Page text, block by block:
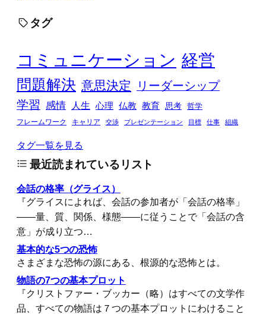
タグ
コミュニケーション 経営
問題解決 意思決定
リーダーシップ
学習
感情 人生 心理 仏教 教育 思考
哲学
フレームワーク
キャリア 交渉 プレゼンテーション 目標 仕事 組織
タグ一覧を見る
最近読まれているリスト
会話の格率（グライス）
『グライスによれば、会話の参加者が「会話の格率」
――量、質、関係、様態――に従うことで「会話の含
意」が成り立つ…
基本的な5つの恐怖
さまざまな恐怖の源にある、根源的な恐怖とは。
物語の7つの基本プロット
『クリストファー・ブッカー（略）はすべての文学作
品、すべての物語は７つの基本プロットにわけること